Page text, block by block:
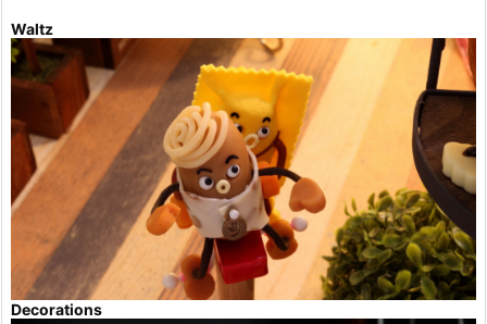
Waltz
Decorations